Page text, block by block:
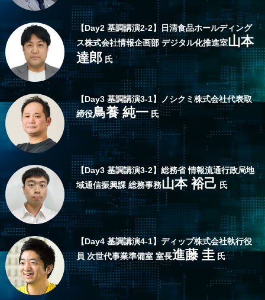
【Day2 基調講演2-2】日清食品ホールディング
ス株式会社情報企画部 デジタル化推進室山本
達郎氏
【Day3 基調講演3-1】 ノシクミ株式会社代表取
締役鳥養 純一氏
【Day3 基調講演3-2】 総務省 情報流通行政局地
域通信振興課 総務事務山本 裕己 氏
【Day4 基調講演4-1】 ディップ株式会社執行役
員 次世代事業準備室 室長進藤 圭氏